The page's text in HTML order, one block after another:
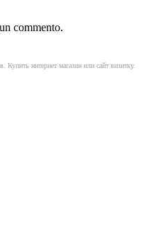
commento.
Купить интернет магазин или сайт визитку.